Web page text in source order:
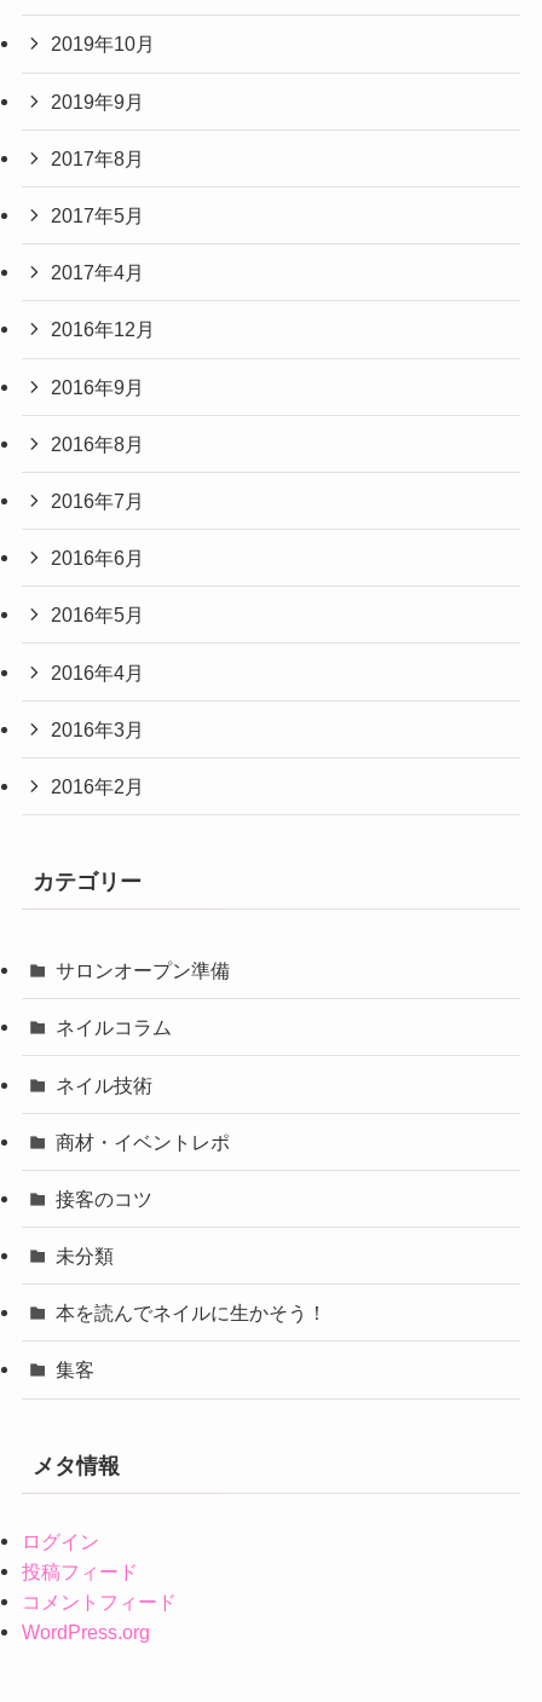
2019年10月
2019年9月
2017年8月
2017年5月
2017年4月
2016年12月
2016年9月
2016年8月
2016年7月
2016年6月
2016年5月
2016年4月
2016年3月
2016年2月
カテゴリー
サロンオープン準備
ネイルコラム
ネイル技術
商材・イベントレポ
接客のコツ
未分類
本を読んでネイルに生かそう！
集客
メタ情報
ログイン
投稿フィード
コメントフィード
WordPress.org